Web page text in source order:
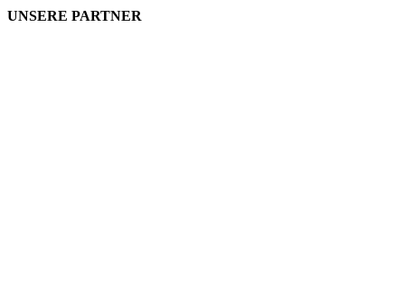
UNSERE PARTNER